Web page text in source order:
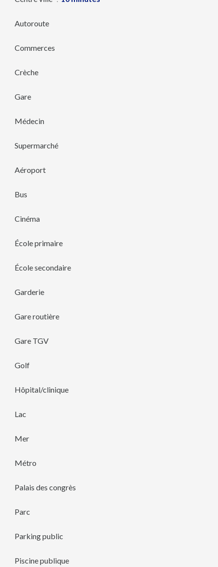
Autoroute
Commerces
Crèche
Gare
Médecin
Supermarché
Aéroport
Bus
Cinéma
École primaire
École secondaire
Garderie
Gare routière
Gare TGV
Golf
Hôpital/clinique
Lac
Mer
Métro
Palais des congrès
Parc
Parking public
Piscine publique